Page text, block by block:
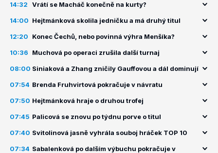
14:32 Vrátí se Macháč konečně na kurty?
14:00 Hejtmánková skolila jedničku a má druhý titul
12:20 Konec Čechů, nebo povinná výhra Menšíka?
10:36 Muchová po operaci zrušila další turnaj
08:00 Siniaková a Zhang zničily Gauffovou a dál dominují
07:54 Brenda Fruhvirtová pokračuje v návratu
07:50 Hejtmánková hraje o druhou trofej
07:45 Palicová se znovu po týdnu porve o titul
07:40 Svitolinová jasně vyhrála souboj hráček TOP 10
07:34 Sabalenková po dalším výbuchu pokračuje v